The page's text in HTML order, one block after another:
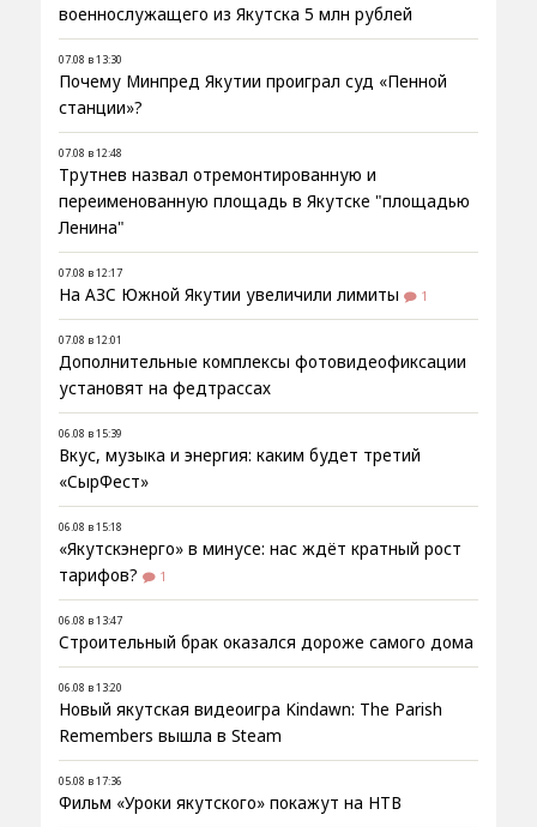
военнослужащего из Якутска 5 млн рублей
07.08 в 13:30
Почему Минпред Якутии проиграл суд «Пенной
станции»?
07.08 в 12:48
Трутнев назвал отремонтированную и
переименованную площадь в Якутске "площадью
Ленина"
07.08 в 12:17
На АЗС Южной Якутии увеличили лимиты 1
07.08 в 12:01
Дополнительные комплексы фотовидеофиксации
установят на федтрассах
06.08 в 15:39
Вкус, музыка и энергия: каким будет третий
«СырФест»
06.08 в 15:18
«Якутскэнерго» в минусе: нас ждёт кратный рост
тарифов?
1
06.08 в 13:47
Строительный брак оказался дороже самого дома
06.08 в 13:20
Новый якутская видеоигра Kindawn: The Parish
Remembers вышла в Steam
05.08 в 17:36
Фильм «Уроки якутского» покажут на НТВ